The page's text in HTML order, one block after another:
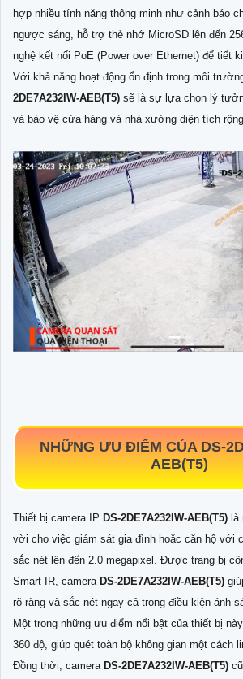
hợp nhiều tính năng thông minh như cảnh báo
ngược sáng, hỗ trợ thẻ nhớ MicroSD lên đến
nghệ kết nối PoE (Power over Ethernet) để tiết
Với khả năng hoạt động ổn định trong môi
2DE7A232IW-AEB(T5) sẽ là sự lựa chọn lý
và bảo vệ cửa hàng và nhà xưởng diện tích
NHỮNG ƯU ĐIỂM CỦA DS-
AEB(T5)
Thiết bị camera IP DS-2DE7A232IW-AEB(T5)
vời cho việc giám sát gia đình hoặc căn hộ với
sắc nét lên đến 2.0 megapixel. Được trang bị
Smart IR, camera DS-2DE7A232IW-AEB(T5)
rõ ràng và sắc nét ngay cả trong điều kiện ánh
Một trong những ưu điểm nổi bật của thiết bị
360 độ, giúp quét toàn bộ không gian một cách
Đồng thời, camera DS-2DE7A232IW-AEB(T5)